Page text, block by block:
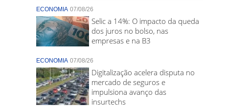
ECONOMIA 07/08/26
Selic a 14%: O impacto da queda
dos juros no bolso, nas
empresas e na B3
ECONOMIA 07/08/26
Digitalização acelera disputa no
mercado de seguros e
impulsiona avanço das
insurtechs